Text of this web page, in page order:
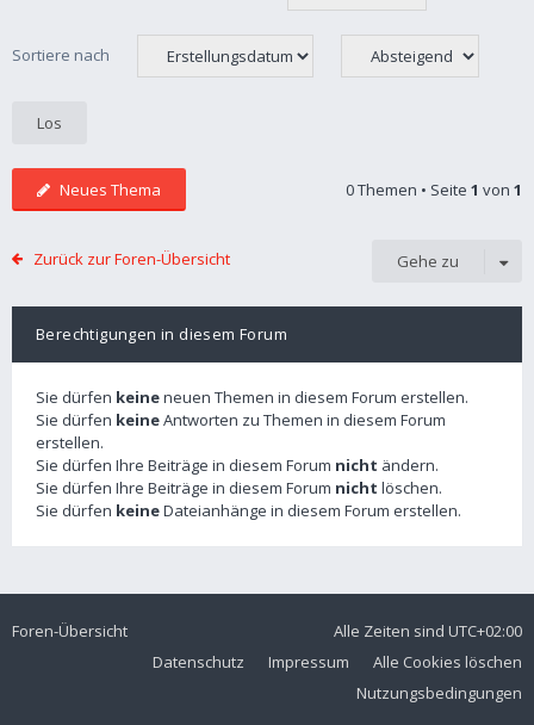
Sortiere nach
Neues Thema 0 Themen • Seite 1 von 1
Zurück zur Foren-Übersicht Gehe zu
Berechtigungen in diesem Forum
Sie dürfen keineneuen Themen in diesem Forum erstellen.
Sie dürfen keineAntworten zu Themen in diesem Forum
erstellen.
Sie dürfen Ihre Beiträge in diesem Forum nicht ändern.
Sie dürfen Ihre Beiträge in diesem Forum nicht löschen.
Sie dürfen keineDateianhänge in diesem Forum erstellen.
Foren-Übersicht Alle Zeiten sind UTC+02:00
Alle Cookies löschen
Impressum
Datenschutz
Nutzungsbedingungen